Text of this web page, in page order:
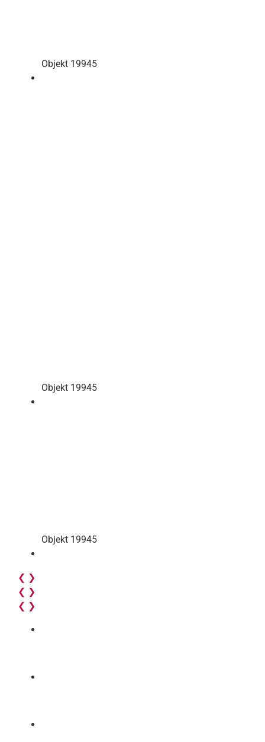
Objekt 19945
Objekt 19945
Objekt 19945
❮ ❯
❮ ❯
❮ ❯